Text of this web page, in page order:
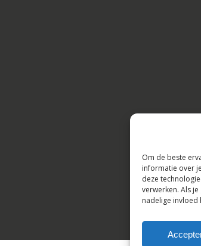
Om de beste
informatie over
deze
verwerken. Als
nadelige invloed
Subtotaal: